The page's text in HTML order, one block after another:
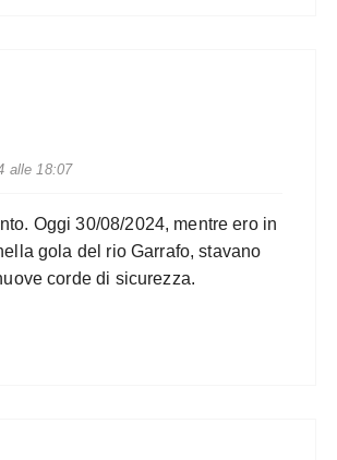
alle 18:07
Oggi 30/08/2024, mentre ero in
gola del rio Garrafo, stavano
corde di sicurezza.